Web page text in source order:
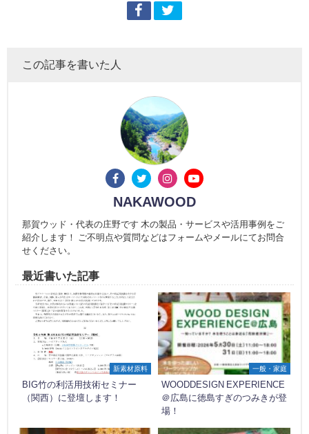
この記事を書いた人
NAKAWOOD
那賀ウッド・代表の庄野です 木の製品・サービスや活用事例をご
紹介します！ ご不明点や質問などはフォームやメールにてお問合
せください。
最近書いた記事
新素材原料
BIG竹の利活用技術セミナー
（関西）に登壇します！
一般・家庭
WOODDESIGN EXPERIENCE
＠広島に徳島すぎのつみきが登
場！